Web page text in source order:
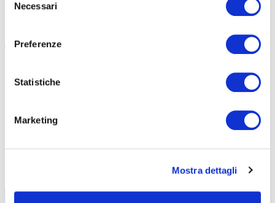
delNecessari
Preferenze
Statistiche
Marketing
Mostra dettagli
#STRAVA #PSICOLOGIA
#MENTAL
TUTTE LE CATEGORIE DEL MAGAZINE